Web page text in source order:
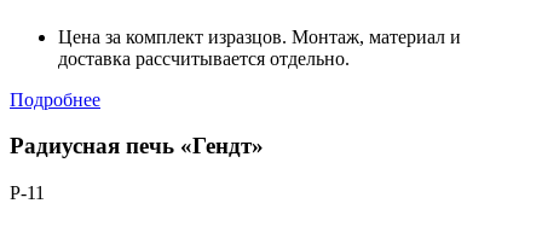
Цена за комплект изразцов. Монтаж, материал и
доставка рассчитывается отдельно.
Подробнее
Радиусная печь «Гендт»
Р-11